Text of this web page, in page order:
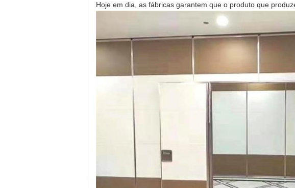
Hoje em dia, as fábricas garantem que o produto que